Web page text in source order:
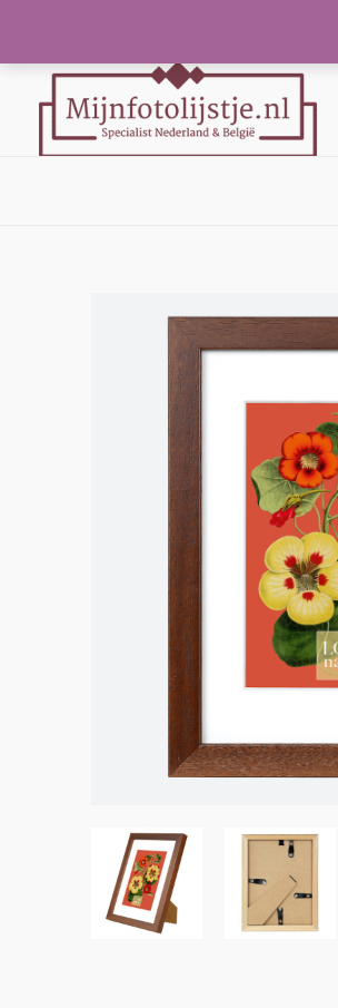
inhoud